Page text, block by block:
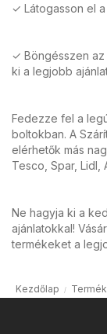
✓ Látogasson el
✓ Böngésszen
ki a legjobb
Fedezze fel a
boltokban. A
elérhetők más
Tesco, Spar, Lidl,
Ne hagyja ki a
ajánlatokkal!
termékeket a
Kezdőlap